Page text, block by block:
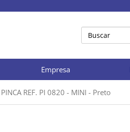
Empresa
PINCA REF. PI 0820 - MINI - Preto